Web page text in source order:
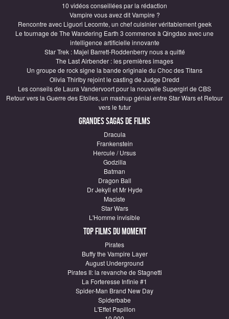
10 vidéos conseillées par la rédaction
Vampire vous avez dit Vampire ?
Rencontre avec Liguori Lecomte, un chef cuisinier véritablement geek
Le tournage de The Wandering Earth 3 commence à Qingdao avec une
intelligence artificielle innovante
Star Trek : Majel Barrett-Roddenberry nous a quitté
The Last Airbender : les premières images
Un groupe de rock signe la bande originale du Choc des Titans
Olivia Thirlby rejoint le casting de Judge Dredd
Les conseils de Laura Vandervoort pour la nouvelle Supergirl de CBS
Retour vers la Guerre des Etoiles, un mashup génial entre Star Wars et Retour
vers le futur
Grandes sagas de Films
Dracula
Frankenstein
Hercule / Ursus
Godzilla
Batman
Dragon Ball
Dr Jekyll et Mr Hyde
Maciste
Star Wars
L'Homme invisible
Top Films du moment
Pirates
Buffy the Vampire Layer
August Underground
Pirates II: la revanche de Stagnetti
La Forteresse Infinie #1
Spider-Man Brand New Day
Spiderbabe
L'Effet Papillon